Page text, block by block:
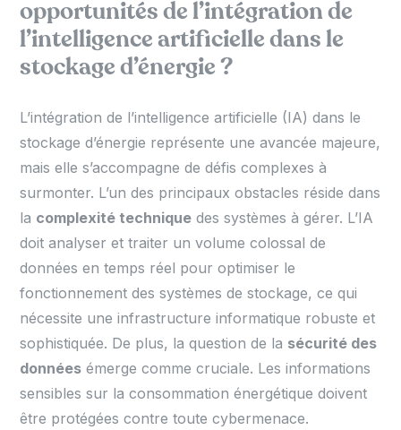
opportunités de l’intégration de
l’intelligence artificielle dans le
stockage d’énergie ?
L’intégration de l’intelligence artificielle (IA) dans le
stockage d’énergie représente une avancée majeure,
mais elle s’accompagne de défis complexes à
surmonter. L’un des principaux obstacles réside dans
la complexité technique des systèmes à gérer. L’IA
doit analyser et traiter un volume colossal de
données en temps réel pour optimiser le
fonctionnement des systèmes de stockage, ce qui
nécessite une infrastructure informatique robuste et
sophistiquée. De plus, la question de la sécurité des
données émerge comme cruciale. Les informations
sensibles sur la consommation énergétique doivent
être protégées contre toute cybermenace.